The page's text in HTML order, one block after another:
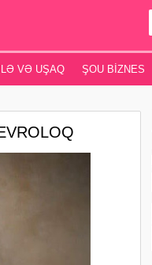
VƏ UŞAQ ŞOU BIZNES